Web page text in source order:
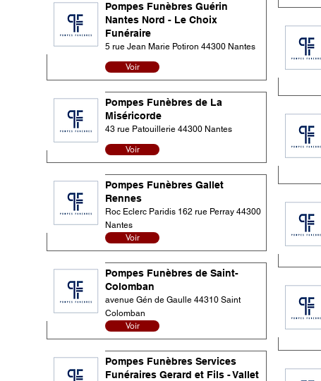
Pompes Funèbres Guérin
Nantes Nord - Le Choix
Funéraire
5 rue Jean Marie Potiron 44300 Nantes
Voir
Pompes Funèbres de La
Miséricorde
43 rue Patouillerie 44300 Nantes
Voir
Pompes Funèbres Gallet
Rennes
Roc Eclerc Paridis 162 rue Perray 44300
Nantes
Voir
Pompes Funèbres de Saint-
Colomban
avenue Gén de Gaulle 44310 Saint
Colomban
Voir
Pompes Funèbres Services
Funéraires Gerard et Fils - Vallet